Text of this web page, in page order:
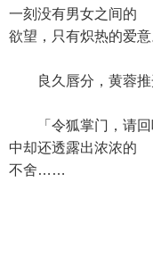
一刻没有男女之间的
欲望，只有炽热的爱意
良久唇分，黄蓉推
「令狐掌门，请回
中却还透露出浓浓的
不舍……